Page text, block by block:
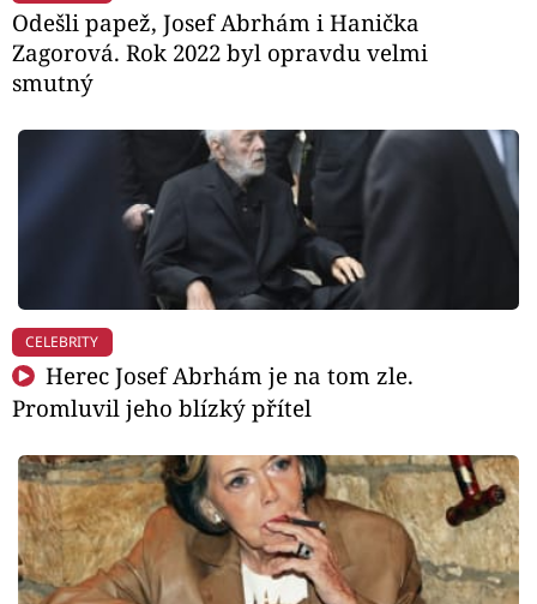
Odešli papež, Josef Abrhám i Hanička
Zagorová. Rok 2022 byl opravdu velmi
smutný
CELEBRITY
Herec Josef Abrhám je na tom zle.
Promluvil jeho blízký přítel